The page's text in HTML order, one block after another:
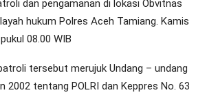
dan pengamanan di lokasi Obvitnas
hukum Polres Aceh Tamiang. Kamis
08.00 WIB
tersebut merujuk Undang – undang
2002 tentang POLRI dan Keppres No. 63